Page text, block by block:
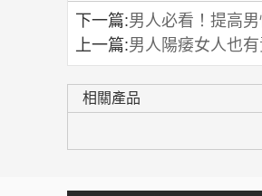
下一篇:男人必看！提高
上一篇:男人陽痿女人也
相關產品